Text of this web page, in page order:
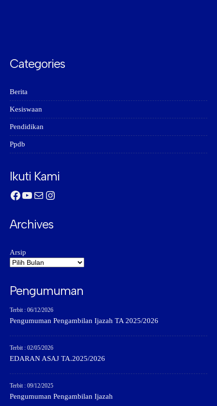
Categories
Berita
Kesiswaan
Pendidikan
Ppdb
Ikuti Kami
Facebook
YouTube
MailInstagram
Archives
Arsip
Pengumuman
Terbit : 06/12/2026
Pengumuman Pengambilan Ijazah TA 2025/2026
Terbit : 02/05/2026
EDARAN ASAJ TA.2025/2026
Terbit : 09/12/2025
Pengumuman Pengambilan Ijazah